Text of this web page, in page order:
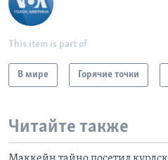
This item is part of
В мире Горячие точки
Читайте также